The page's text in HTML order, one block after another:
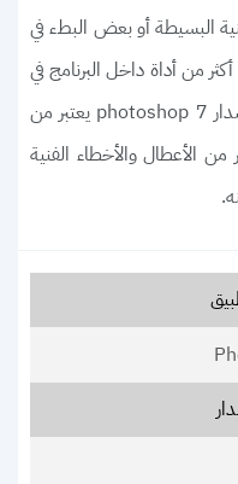
البسيطة أو بعض البطء في
من أداة داخل البرنامج في
آن واحد. ولكن هذا لا يمنع من أن إصدار photoshop 7 يعتبر من
الأعطال والأخطاء الفنية